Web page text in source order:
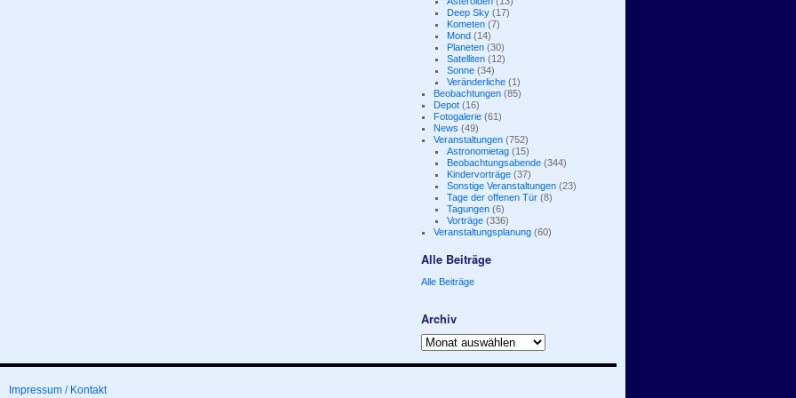
Deep Sky(17)
Kometen(7)
Mond(14)
Planeten(30)
Satelliten(12)
Sonne(34)
Veränderliche(1)
Beobachtungen (85)
Depot (16)
Fotogalerie (61)
News (49)
Veranstaltungen (752)
Astronomietag(15)
Beobachtungsabende(344)
Kindervorträge(37)
Sonstige Veranstaltungen(23)
Tage der offenen Tür(8)
Tagungen(6)
Vorträge(336)
Veranstaltungsplanung (60)
Alle Beiträge
Alle Beiträge
Archiv
Archiv
Impressum / Kontakt